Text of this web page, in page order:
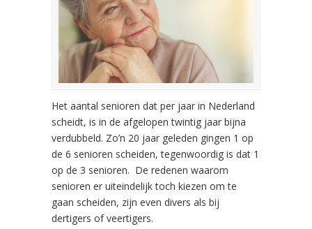
Het aantal senioren dat per jaar in Nederland
scheidt, is in de afgelopen twintig jaar bijna
verdubbeld. Zo’n 20 jaar geleden gingen 1 op
de 6 senioren scheiden, tegenwoordig is dat 1
op de 3 senioren. De redenen waarom
senioren er uiteindelijk toch kiezen om te
gaan scheiden, zijn even divers als bij
dertigers of veertigers.